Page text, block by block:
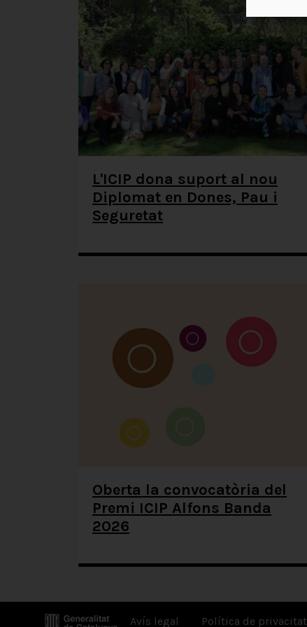
L'ICIP dona suport al nou
Diplomat en Dones, Pau i
Seguretat
Oberta la convocatòria del
Premi ICIP Alfons Banda
2026
Avís legal Política de privacitat